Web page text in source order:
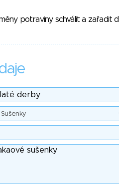
potraviny schválit a
Sušenky